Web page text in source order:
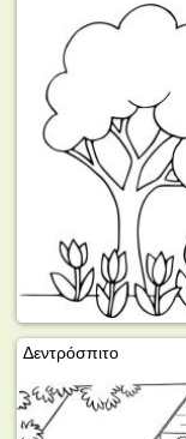
Δεντρόσπιτο